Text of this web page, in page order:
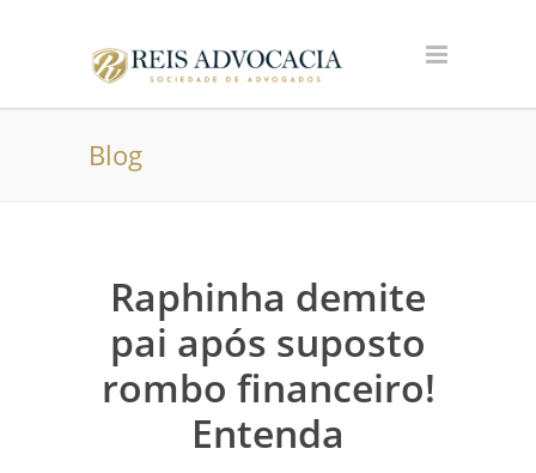
Blog
Raphinha demite
pai após suposto
rombo financeiro!
Entenda